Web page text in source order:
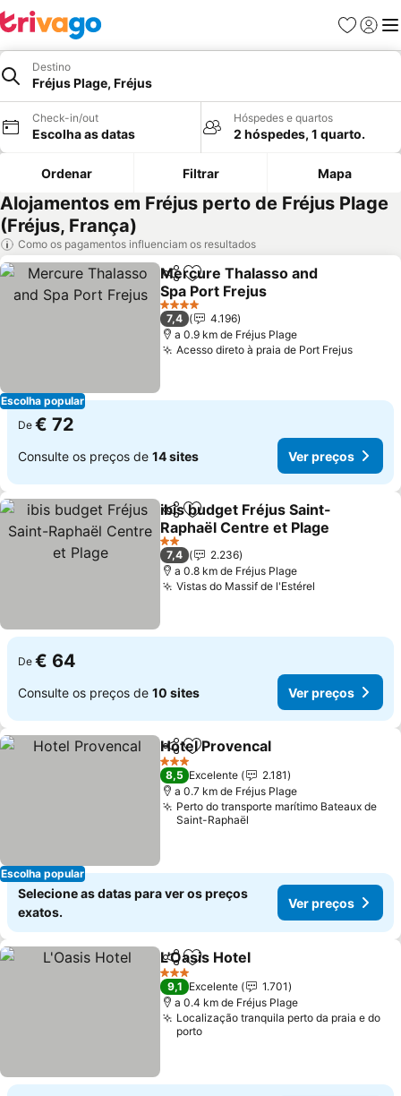
Favoritos
Iniciar
Destino
Fréjus Plage, Fréjus
Check-in/out
Escolha as datas
Hóspedes e quartos
2 hóspedes, 1 quarto.
Ordenar Filtrar Mapa
Alojamentos em Fréjus perto de Fréjus Plage
(Fréjus, França)
Como os pagamentos influenciam os resultados
Escolha popular
PartilharAdicionar aos favoritos
Mercure Thalasso and
Spa Port Frejus
Ver preços
4 Estrelas
7,4
4.196
a 0.9 km de Fréjus Plage
Acesso direto à praia de Port FrejusVer
De € 72
Consulte os preços de 14 sites Ver preços
PartilharAdicionar aos favoritos
ibis budget Fréjus Saint-
Raphaël Centre et Plage
Ver preços
2 Estrelas
7,4
2.236
a 0.8 km de Fréjus Plage
Vistas do Massif de l'Estérel
De € 64
Consulte os preços de 10 sites Ver preços
Escolha popular
PartilharAdicionar aos favoritos
Hotel Provencal
3 Estrelas
8,5 Excelente
2.181
a 0.7 km de Fréjus Plage
Perto do transporte marítimo Bateaux de
Saint-Raphaël
Selecione as datas para ver os preços
exatos.
Ver preços
PartilharAdicionar aos favoritos
L'Oasis Hotel
3 Estrelas
9,1 Excelente
1.701
a 0.4 km de Fréjus Plage
Localização tranquila perto da praia e do
porto